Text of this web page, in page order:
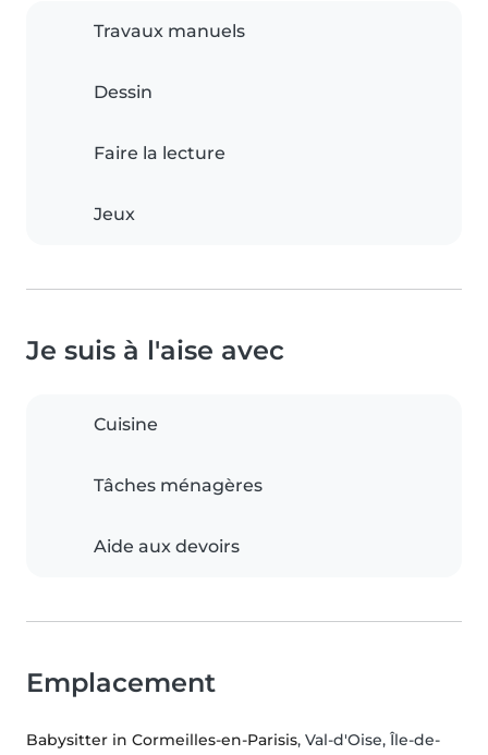
Travaux manuels
Dessin
Faire la lecture
Jeux
Je suis à l'aise avec
Cuisine
Tâches ménagères
Aide aux devoirs
Emplacement
Babysitter in Cormeilles-en-Parisis, Val-d'Oise, Île-de-